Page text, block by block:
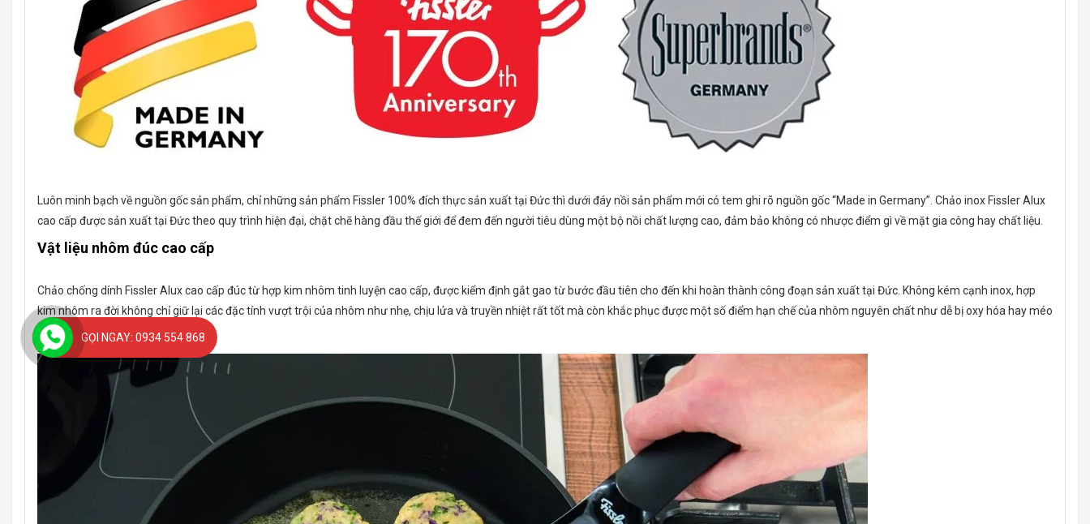
Luôn minh bạch về nguồn gốc sản phẩm, chỉ những sản phẩm Fissler 100% đích thực sản xuất tại Đức thì dưới đáy nồi sản phẩm mới có tem ghi rõ nguồn gốc “Made in Germany”. Chảo inox Fissler Alux
cao cấp được sản xuất tại Đức theo quy trình hiện đại, chặt chẽ hàng đầu thế giới để đem đến người tiêu dùng một bộ nồi chất lượng cao, đảm bảo không có nhược điểm gì về mặt gia công hay chất liệu.
Vật liệu nhôm đúc cao cấp
Chảo chống dính Fissler Alux cao cấp đúc từ hợp kim nhôm tinh luyện cao cấp, được kiểm định gắt gao từ bước đầu tiên cho đến khi hoàn thành công đoạn sản xuất tại Đức. Không kém cạnh inox, hợp
kim nhôm ra đời không chỉ giữ lại các đặc tính vượt trội của nhôm như nhẹ, chịu lửa và truyền nhiệt rất tốt mà còn khắc phục được một số điểm hạn chế của nhôm nguyên chất như dễ bị oxy hóa hay méo
mó.
GỌI NGAY: 0934 554 868